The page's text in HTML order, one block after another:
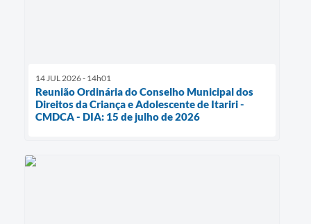
14 JUL 2026 - 14h01
Reunião Ordinária do Conselho Municipal dos
Direitos da Criança e Adolescente de Itariri -
CMDCA - DIA: 15 de julho de 2026